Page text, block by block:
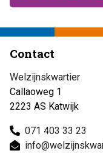
Contact
Welzijnskwartier
Callaoweg 1
2223 AS Katwijk
071 403 33 23